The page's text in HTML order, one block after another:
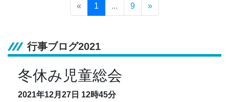
« 1 ... 9 »
行事ブログ2021
冬休み児童総会
2021年12月27日 12時45分